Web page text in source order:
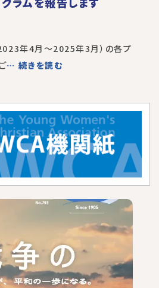
年4月～2025年3月）の各プ
… 続きを読む